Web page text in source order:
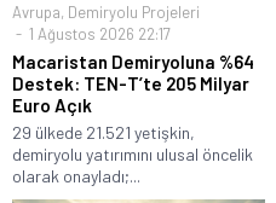
Avrupa, Demiryolu Projeleri
1 Ağustos 2026 22:17
Macaristan Demiryoluna %64
Destek: TEN-T’te 205 Milyar
Euro Açık
29 ülkede 21.521 yetişkin,
demiryolu yatırımını ulusal öncelik
olarak onayladı;...